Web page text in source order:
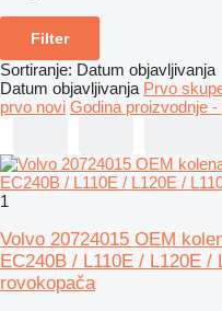
Filter
Sortiranje: Datum objavljivanja
Datum objavljivanja Prvo
prvo novi Godina proizvodnje
1
Volvo 20724015 OEM
EC240B / L110E / L120E /
rovokopača